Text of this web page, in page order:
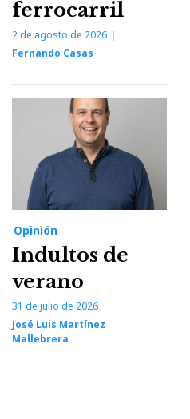
ferrocarril
2 de agosto de 2026
Fernando Casas
Opinión
Indultos de
verano
31 de julio de 2026
José Luis Martínez
Mallebrera